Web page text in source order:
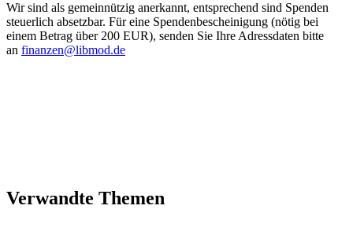
Wir sind als gemein­nützig anerkannt, entspre­chend sind Spenden
steuerlich absetzbar. Für eine Spenden­be­schei­nigung (nötig bei
einem Betrag über 200 EUR), senden Sie Ihre Adress­daten bitte
an finanzen@libmod.de
Verwandte Themen